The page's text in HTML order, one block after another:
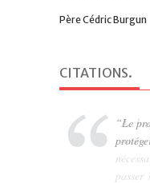
Père Cédric Burgun
CITATIONS.
A
passer